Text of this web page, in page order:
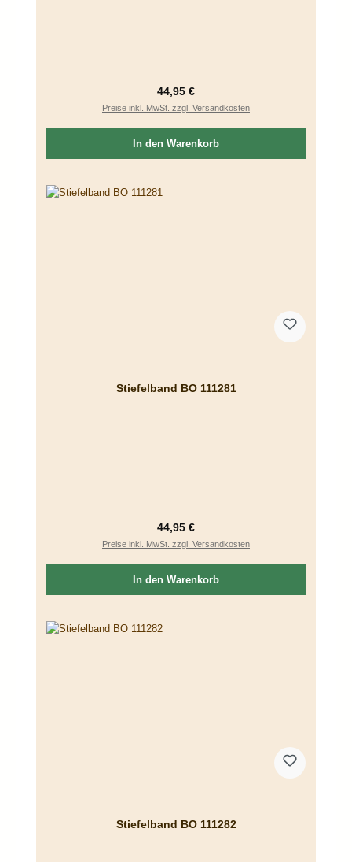
Regulärer Preis:
44,95 €
Preise inkl. MwSt. zzgl. Versandkosten
In den Warenkorb
Stiefelband BO 111281
Regulärer Preis:
44,95 €
Preise inkl. MwSt. zzgl. Versandkosten
In den Warenkorb
Stiefelband BO 111282